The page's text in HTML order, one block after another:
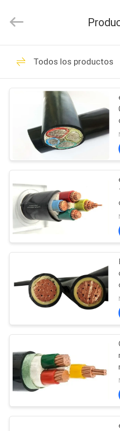
INICIO
PRODUCTOS
VIDEOS
SHOW
SOBRE
NOSOTROS
VISITA
LA
FÁBRICA
CONTROL
DE
CALIDAD
Cable
(Group)
All
Reserved.
XLPE
de
cable
acorazado
pvc
del cable
Todos los productos